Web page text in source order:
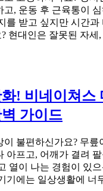
고, 운동 후 근육통이
를 받고 싶지만 시간과
현대인은 잘못된 자
! 비네이쳐스
가이드
불편하신가요? 무릎
아프고, 어깨가 결려
열이 나는 경험이 있
기에는 일상생활에 너